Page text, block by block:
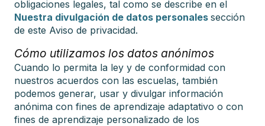
obligaciones legales, tal como se describe en el
Nuestra divulgación de datos personales sección
de este Aviso de privacidad.
Cómo utilizamos los datos anónimos
Cuando lo permita la ley y de conformidad con
nuestros acuerdos con las escuelas, también
podemos generar, usar y divulgar información
anónima con fines de aprendizaje adaptativo o con
fines de aprendizaje personalizado de los